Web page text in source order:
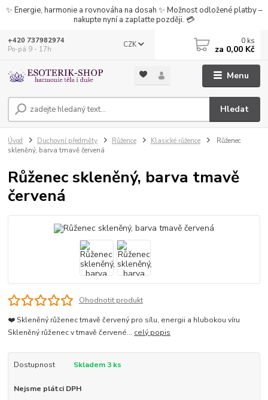
✨ Energie, harmonie a rovnováha na dosah ✨ Možnost odložené platby –
nakupte nyní a zaplaťte později. 💳
Menu
CZK
Hledat
+420 737982974
Po-pá 9 - 17h
0 ks
za 0,00 Kč
Úvod Duchovní předměty Růžence Klasické růžence
Růženec
skleněný, barva tmavě červená
Růženec skleněný, barva tmavě
červená
Ohodnotit produkt
❤️ Skleněný růženec tmavě červený pro sílu, energii a hlubokou víru
Skleněný růženec v tmavě červené... celý popis
Dostupnost Skladem 3 ks
Nejsme plátci DPH